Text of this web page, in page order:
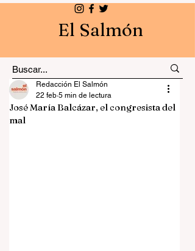
El Salmón
José María Balcázar, el congresista del
mal
Redacción El Salmón
22 feb 5 min de lectura